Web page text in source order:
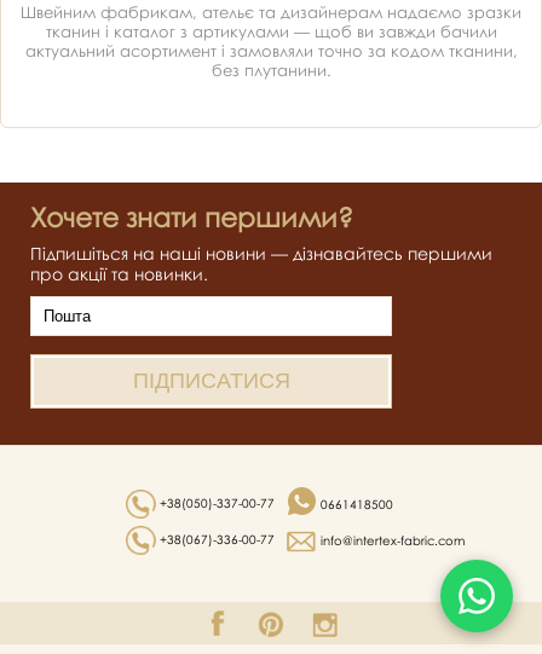
Швейним фабрикам, ательє та дизайнерам надаємо зразки
тканин і каталог з артикулами — щоб ви завжди бачили
актуальний асортимент і замовляли точно за кодом тканини,
без плутанини.
Хочете знати першими?
Підпишіться на наші новини — дізнавайтесь першими
про акції та новинки.
+38(050)-337-00-77
+38(067)-336-00-77
0661418500
info@intertex-fabric.com